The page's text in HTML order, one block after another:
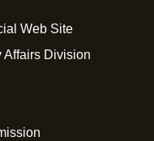
Web Site
Affairs Division